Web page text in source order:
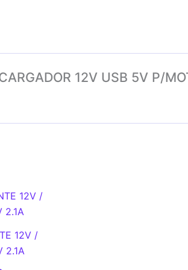
12V USB 5V P/
12V /
2.1A